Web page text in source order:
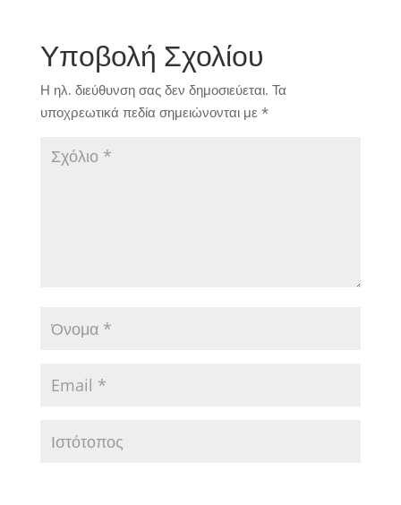
Υποβολή Σχολίου
Η ηλ. διεύθυνση σας δεν δημοσιεύεται. Τα
υποχρεωτικά πεδία σημειώνονται με *